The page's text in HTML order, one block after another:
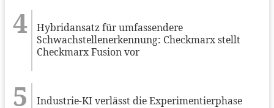
Hybridansatz für umfassendere
Schwachstellenerkennung: Checkmarx stellt
Checkmarx Fusion vor
Industrie-KI verlässt die Experimentierphase